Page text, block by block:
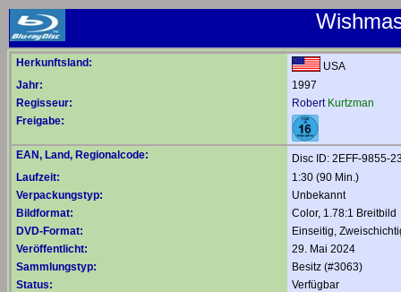
Herkunftsland:
USA
Jahr:
1997
Regisseur:
Robert Kurtzman
Freigabe:
EAN, Land, Regionalcode:
Disc ID: 2EFF-9855-
Laufzeit:
1:30 (90 Min.)
Verpackungstyp:
Unbekannt
Bildformat:
Color, 1.78:1 Breitbild
DVD-Format:
Einseitig,
Veröffentlicht:
29. Mai 2024
Sammlungstyp:
Besitz (#3063)
Status:
Verfügbar